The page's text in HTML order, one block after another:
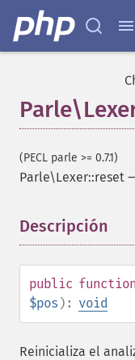
(PECL parle >= 0.7.1)
Parle\Lexer::reset
Descripción
public function
$pos ): void
Reinicializa el